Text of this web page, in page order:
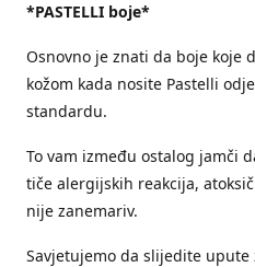
*PASTELLI boje*
Osnovno je znati da boje koje
kožom kada nosite Pastelli
standardu.
To vam između ostalog jamči
tiče alergijskih reakcija,
nije zanemariv.
Savjetujemo da slijedite upute